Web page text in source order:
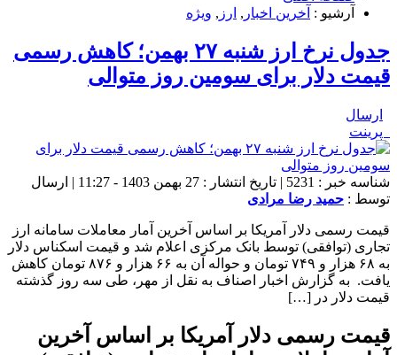
آرشیو : آخرین اخبار , ارز , ویژه
جدول نرخ ارز شنبه ۲۷ بهمن؛ کاهش رسمی
قیمت دلار برای سومین روز متوالی
ارسال
پرینت
شناسه خبر : 5231 | تاریخ انتشار : 27 بهمن 1403 - 11:27 | ارسال
توسط : حمید رضا مرادی
قیمت رسمی دلار آمریکا بر اساس آخرین آمار معاملات سامانه ارز
تجاری (توافقی) توسط بانک مرکزی اعلام شد و قیمت اسکناس دلار
به ۶۸ هزار و ۷۴۹ تومان و حواله آن به ۶۶ هزار و ۸۷۶ تومان کاهش
یافت. ‌ به گزارش اخبار اصناف به نقل از مهر، طی سه روز گذشته
قیمت دلار در […]
قیمت رسمی دلار آمریکا بر اساس آخرین